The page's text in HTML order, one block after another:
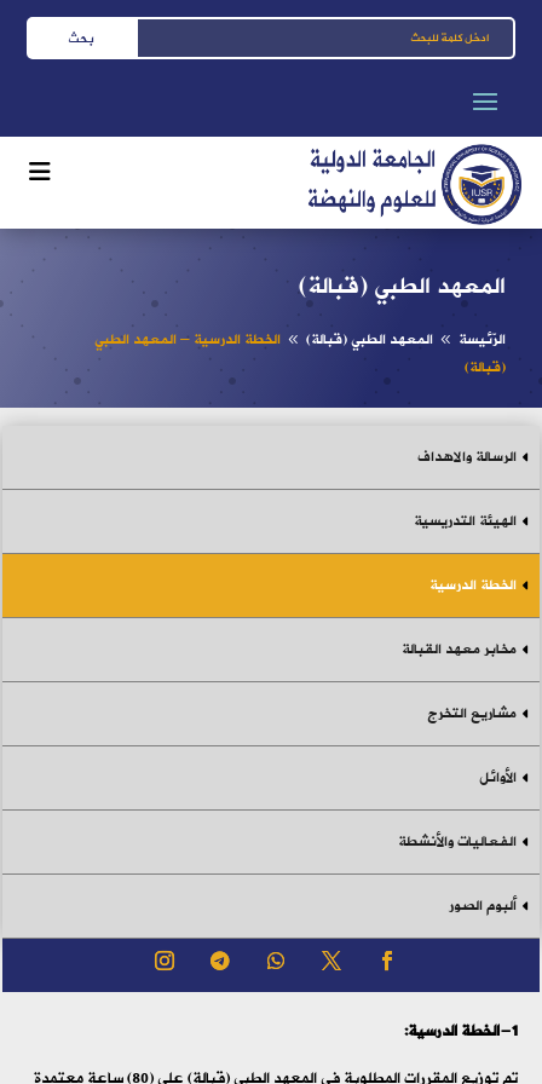
المعهد الطبي (قبالة)
الرّئيسة 8 المعهد الطبي (قبالة) 8 الخطة الدرسية – المعهد الطبي
(قبالة)
1-الخطة الدرسية:
الرسالة والاهداف
الهيئة التدريسية
الخطة الدرسية
مخابر معهد القبالة
مشاريع التخرج
الأوائل
الفعاليات والأنشطة
ألبوم الصور